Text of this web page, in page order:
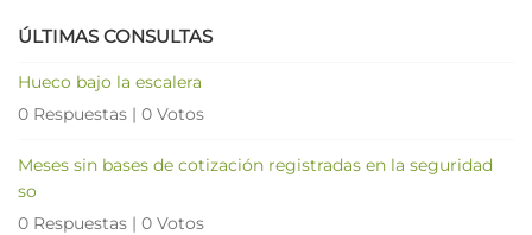
ÚLTIMAS CONSULTAS
Hueco bajo la escalera
0 Respuestas | 0 Votos
Meses sin bases de cotización registradas en la seguridad
so
0 Respuestas | 0 Votos